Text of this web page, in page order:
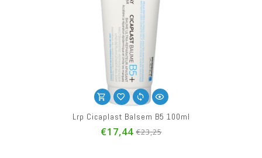
Lrp Cicaplast Balsem B5 100ml
€17,44 €23,25